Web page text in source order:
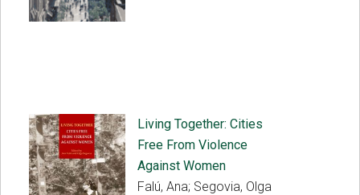
Living Together: Cities
Free From Violence
Against Women
Falú, Ana; Segovia, Olga